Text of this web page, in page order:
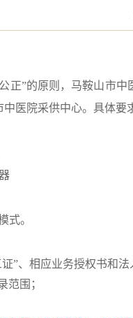
正”的原则，马鞍山市中
医院采供中心。具体要
式。
”、相应业务授权书和法
范围；